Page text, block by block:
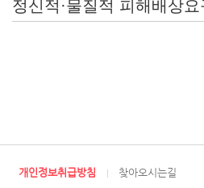
정신적·물질적 피해배상
개인정보취급방침 찾아오시는길